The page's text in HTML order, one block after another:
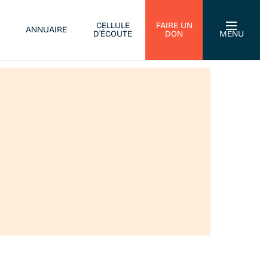
ANNUAIRE
CELLULE
D’ÉCOUTE
FAIRE UN
DON
MENU